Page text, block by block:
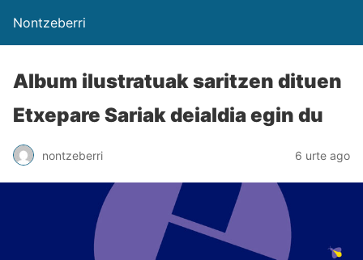
Nontzeberri
Album ilustratuak saritzen dituen
Etxepare Sariak deialdia egin du
nontzeberri 6 urte ago